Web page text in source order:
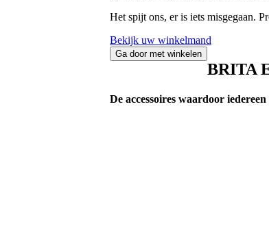
Het spijt ons, er is iets misgegaan.
Bekijk uw winkelmand
Ga door met winkelen
BRITA
De accessoires waardoor